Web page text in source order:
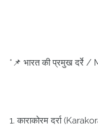
*📌 भारत की प्रमुख दर्रे
1. काराकोरम दर्रा